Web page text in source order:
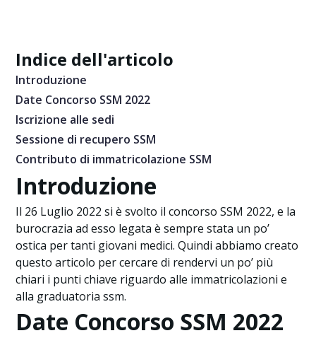
Indice dell'articolo
Introduzione
Date Concorso SSM 2022
Iscrizione alle sedi
Sessione di recupero SSM
Contributo di immatricolazione SSM
Introduzione
Il 26 Luglio 2022 si è svolto il concorso SSM 2022, e la
burocrazia ad esso legata è sempre stata un po’
ostica per tanti giovani medici. Quindi abbiamo creato
questo articolo per cercare di rendervi un po’ più
chiari i punti chiave riguardo alle immatricolazioni e
alla graduatoria ssm.
Date Concorso SSM 2022